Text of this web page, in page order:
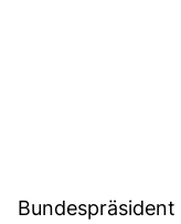
Bundespräsident